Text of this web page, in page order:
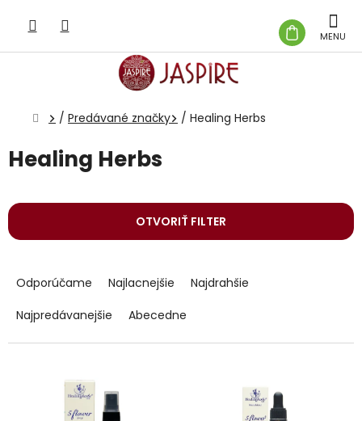
obsah
KOŠÍK
Domov
/ Predávané značky / Healing Herbs
Healing Herbs
OTVORIŤ FILTER
a
e
Odporúčame Najlacnejšie
Najdrahšie
Najpredávanejšie
Abecedne